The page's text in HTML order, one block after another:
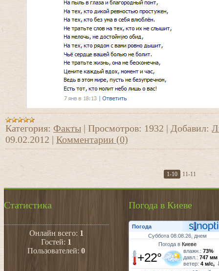
Категория: Факты | Просмотров: 1932 | Добавил:
09.02.2012 | Комментарии (0)
1-10 11-11
Статистика
Онлайн всего: 1
Гостей: 1
Пользователей:0
Погода в Киеве
Погода
Суббота 08.08.26, днем
Погода вКиеве
+22° влажн.:73%
давл.:747 мм
ветер:4 м/с,